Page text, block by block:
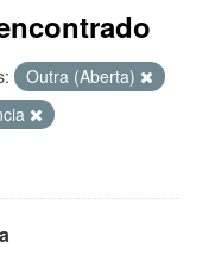
Outra (Aberta)